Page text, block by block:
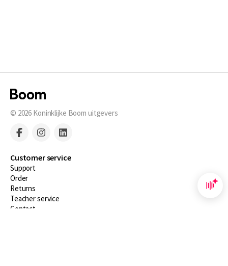
© 2026 Koninklijke Boom uitgevers
Customer service
Support
Order
Returns
Teacher service
Contact